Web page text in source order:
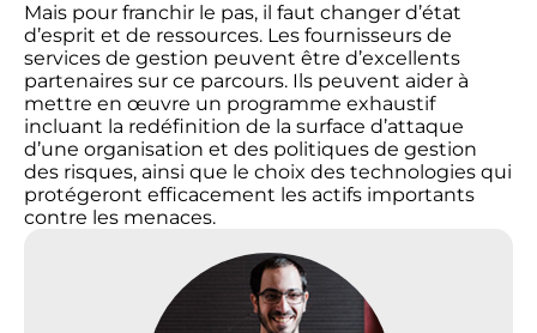
Mais pour franchir le pas, il faut changer d’état
d’esprit et de ressources. Les fournisseurs de
services de gestion peuvent être d’excellents
partenaires sur ce parcours. Ils peuvent aider à
mettre en œuvre un programme exhaustif
incluant la redéfinition de la surface d’attaque
d’une organisation et des politiques de gestion
des risques, ainsi que le choix des technologies qui
protégeront efficacement les actifs importants
contre les menaces.